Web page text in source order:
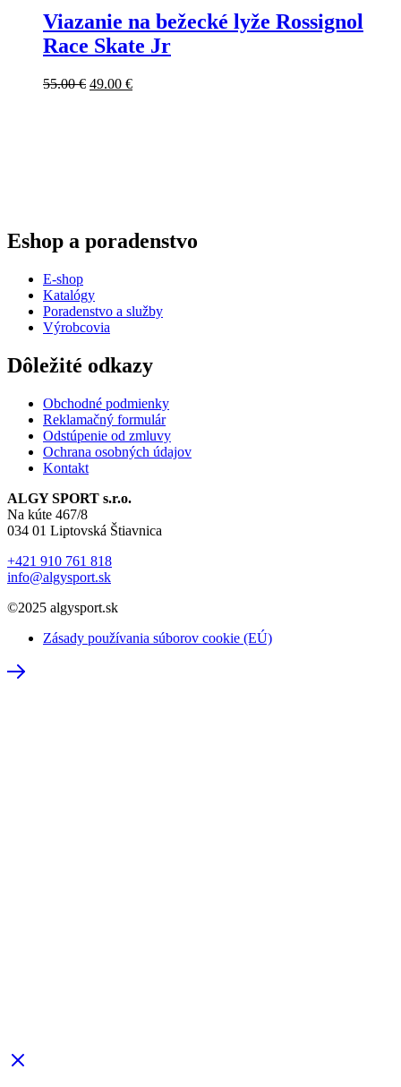
Viazanie na bežecké lyže Rossignol
Race Skate Jr
55.00€ Pôvodná
49.00 €Aktuálna
Eshop a poradenstvo
E-shop
Katalógy
Poradenstvo a služby
Výrobcovia
Dôležité odkazy
Obchodné podmienky
Reklamačný formulár
Odstúpenie od zmluvy
Ochrana osobných údajov
Kontakt
ALGY SPORT s.r.o.
Na kúte 467/8
034 01 Liptovská Štiavnica
+421 910 761 818
info@algysport.sk
©2025 algysport.sk
Zásady používania súborov cookie (EÚ)